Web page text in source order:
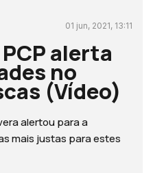
01 jun, 2021, 13:11
alerta
no
(Vídeo)
alertou para a
mais justas para estes